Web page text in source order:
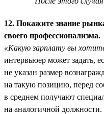
12. Покажите знание
своего профессионализма.
«Какую зарплату вы
интервьюер может задать,
не указан размер
на такую позицию, перед
в среднем получают
на аналогичной